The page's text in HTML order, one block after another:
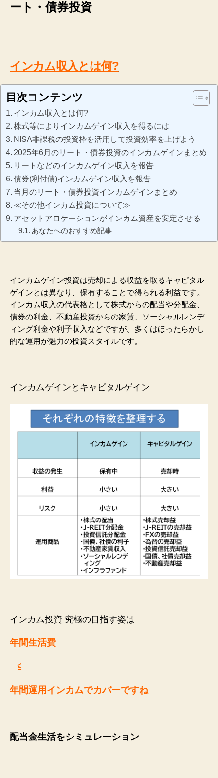
ート・債券投資
インカム収入とは何?
目次コンテンツ
インカム収入とは何?
株式等によりインカムゲイン収入を得るには
NISA非課税の投資枠を活用して投資効率を上げよう
2025年6月のリート・債券投資のインカムゲインまとめ
リートなどのインカムゲイン収入を報告
債券(利付債)インカムゲイン収入を報告
当月のリート・債券投資インカムゲインまとめ
≪その他インカム投資について≫
アセットアロケーションがインカム資産を安定させる
あなたへのおすすめ記事
インカムゲイン投資は売却による収益を取るキャピタル
ゲインとは異なり、保有することで得られる利益です。
インカム収入の代表格として株式からの配当や分配金、
債券の利金、不動産投資からの家賃、ソーシャルレンデ
ィング利金や利子収入などですが、多くはほったらかし
的な運用が魅力の投資スタイルです。
インカムゲインとキャピタルゲイン
インカム投資 究極の目指す姿は
年間生活費
≦
年間運用インカムでカバーですね
配当金生活をシミュレーション